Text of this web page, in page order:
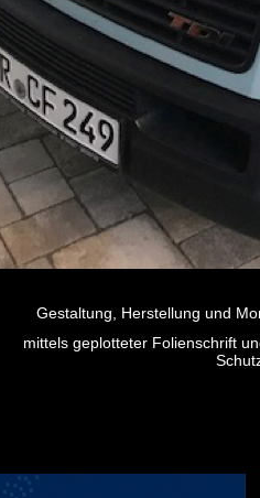
Gestaltung, Herstellung und
mittels geplotteter Folienschrift